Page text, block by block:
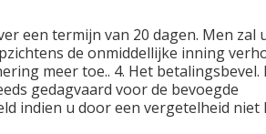
een termijn van 20 dagen. Men zal
de onmiddellijke inning
meer toe.. 4. Het betalingsbevel.
gedagvaard voor de bevoegde
indien u door een vergetelheid niet